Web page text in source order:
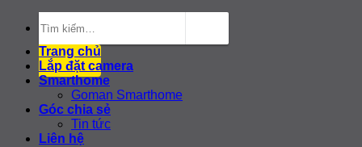
kiếm:
Trang chủ
Lắp đặt camera
Smarthome
Goman Smarthome
Góc chia sẻ
Tin tức
Liên hệ